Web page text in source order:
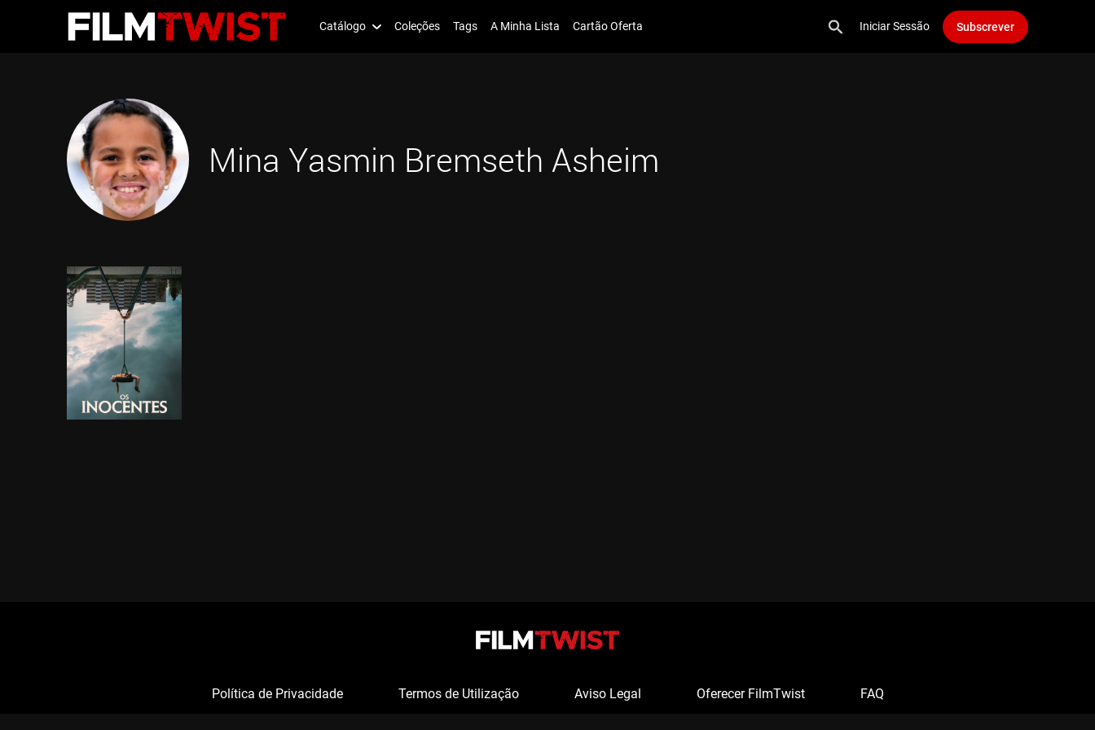
Catálogo Coleções Tags A Minha Lista Cartão Oferta Iniciar Sessão Subscrever
Mina Yasmin Bremseth Asheim
Política de Privacidade Termos de Utilização Aviso Legal Oferecer FilmTwist FAQ